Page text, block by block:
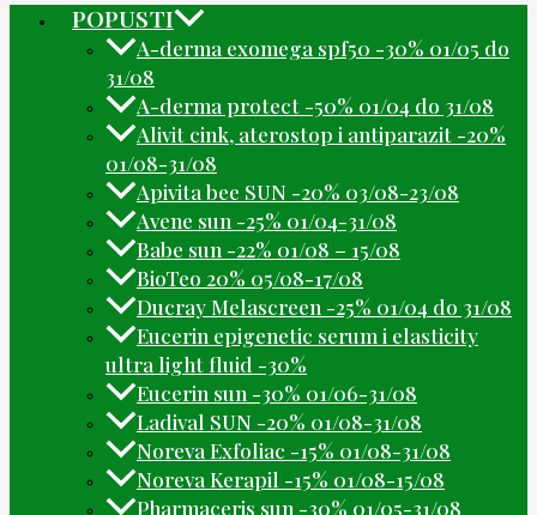
POPUSTI
A-derma exomega spf50 -30% 01/05 do
31/08
A-derma protect -50% 01/04 do 31/08
Alivit cink, aterostop i antiparazit -20%
01/08-31/08
Apivita bee SUN -20% 03/08-23/08
Avene sun -25% 01/04-31/08
Babe sun -22% 01/08 – 15/08
BioTeo 20% 05/08-17/08
Ducray Melascreen -25% 01/04 do 31/08
Eucerin epigenetic serum i elasticity
ultra light fluid -30%
Eucerin sun -30% 01/06-31/08
Ladival SUN -20% 01/08-31/08
Noreva Exfoliac -15% 01/08-31/08
Noreva Kerapil -15% 01/08-15/08
Pharmaceris sun -30% 01/05-31/08